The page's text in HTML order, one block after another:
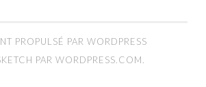
PROPULSÉ PAR WORDPRESS
PAR WORDPRESS.COM